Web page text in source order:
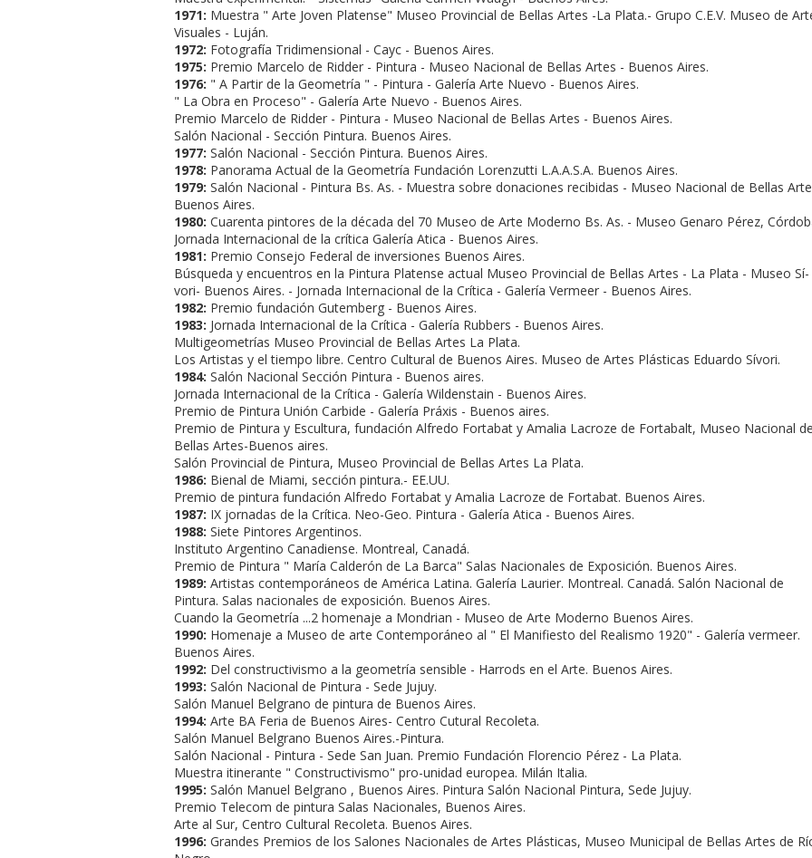
1971: Muestra " Arte Joven Platense" Museo Provincial de Bellas Artes -La Plata.- Grupo C.E.V. Museo de
Visuales - Luján.
1972: Fotografí­a Tridimensional - Cayc - Buenos Aires.
1975: Premio Marcelo de Ridder - Pintura - Museo Nacional de Bellas Artes - Buenos Aires.
1976: " A Partir de la Geometrí­a " - Pintura - Galerí­a Arte Nuevo - Buenos Aires.
" La Obra en Proceso" - Galerí­a Arte Nuevo - Buenos Aires.
Premio Marcelo de Ridder - Pintura - Museo Nacional de Bellas Artes - Buenos Aires.
Salón Nacional - Sección Pintura. Buenos Aires.
1977: Salón Nacional - Sección Pintura. Buenos Aires.
1978: Panorama Actual de la Geometrí­a Fundación Lorenzutti L.A.A.S.A. Buenos Aires.
1979: Salón Nacional - Pintura Bs. As. - Muestra sobre donaciones recibidas - Museo Nacional de Bellas
Buenos Aires.
1980: Cuarenta pintores de la década del 70 Museo de Arte Moderno Bs. As. - Museo Genaro Pérez,
Jornada Internacional de la crí­tica Galerí­a Atica - Buenos Aires.
1981: Premio Consejo Federal de inversiones Buenos Aires.
Búsqueda y encuentros en la Pintura Platense actual Museo Provincial de Bellas Artes - La Plata - Museo Sí­
vori- Buenos Aires. - Jornada Internacional de la Crí­tica - Galerí­a Vermeer - Buenos Aires.
1982: Premio fundación Gutemberg - Buenos Aires.
1983: Jornada Internacional de la Crí­tica - Galerí­a Rubbers - Buenos Aires.
Multigeometrí­as Museo Provincial de Bellas Artes La Plata.
Los Artistas y el tiempo libre. Centro Cultural de Buenos Aires. Museo de Artes Plásticas Eduardo Sí­vori.
1984: Salón Nacional Sección Pintura - Buenos aires.
Jornada Internacional de la Crí­tica - Galerí­a Wildenstain - Buenos Aires.
Premio de Pintura Unión Carbide - Galerí­a Práxis - Buenos aires.
Premio de Pintura y Escultura, fundación Alfredo Fortabat y Amalia Lacroze de Fortabalt, Museo Nacional
Bellas Artes-Buenos aires.
Salón Provincial de Pintura, Museo Provincial de Bellas Artes La Plata.
1986: Bienal de Miami, sección pintura.- EE.UU.
Premio de pintura fundación Alfredo Fortabat y Amalia Lacroze de Fortabat. Buenos Aires.
1987: IX jornadas de la Crí­tica. Neo-Geo. Pintura - Galerí­a Atica - Buenos Aires.
1988: Siete Pintores Argentinos.
Instituto Argentino Canadiense. Montreal, Canadá.
Premio de Pintura " Marí­a Calderón de La Barca" Salas Nacionales de Exposición. Buenos Aires.
1989: Artistas contemporáneos de América Latina. Galerí­a Laurier. Montreal. Canadá. Salón Nacional de
Pintura. Salas nacionales de exposición. Buenos Aires.
Cuando la Geometrí­a ...2 homenaje a Mondrian - Museo de Arte Moderno Buenos Aires.
1990: Homenaje a Museo de arte Contemporáneo al " El Manifiesto del Realismo 1920" - Galerí­a vermeer.
Buenos Aires.
1992: Del constructivismo a la geometrí­a sensible - Harrods en el Arte. Buenos Aires.
1993: Salón Nacional de Pintura - Sede Jujuy.
Salón Manuel Belgrano de pintura de Buenos Aires.
1994: Arte BA Feria de Buenos Aires- Centro Cutural Recoleta.
Salón Manuel Belgrano Buenos Aires.-Pintura.
Salón Nacional - Pintura - Sede San Juan. Premio Fundación Florencio Pérez - La Plata.
Muestra itinerante " Constructivismo" pro-unidad europea. Milán Italia.
1995: Salón Manuel Belgrano , Buenos Aires. Pintura Salón Nacional Pintura, Sede Jujuy.
Premio Telecom de pintura Salas Nacionales, Buenos Aires.
Arte al Sur, Centro Cultural Recoleta. Buenos Aires.
1996: Grandes Premios de los Salones Nacionales de Artes Plásticas, Museo Municipal de Bellas Artes de